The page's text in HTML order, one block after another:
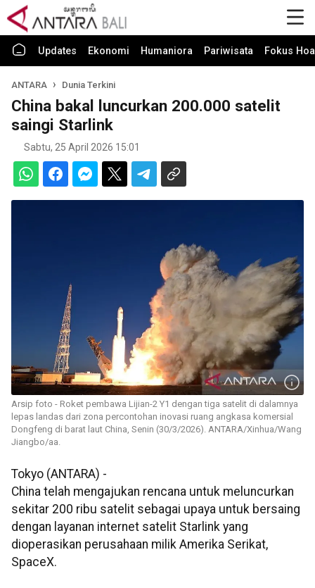
Updates Ekonomi Humaniora Pariwisata Fokus
ANTARA Dunia Terkini
China bakal luncurkan 200.000 satelit
saingi Starlink
Sabtu, 25 April 2026 15:01
Arsip foto - Roket pembawa Lijian-2 Y1 dengan tiga satelit di dalamnya
lepas landas dari zona percontohan inovasi ruang angkasa komersial
Dongfeng di barat laut China, Senin (30/3/2026). ANTARA/Xinhua/Wang
Jiangbo/aa.
Tokyo (ANTARA) -
China telah mengajukan rencana untuk meluncurkan
sekitar 200 ribu satelit sebagai upaya untuk bersaing
dengan layanan internet satelit Starlink yang
dioperasikan perusahaan milik Amerika Serikat,
SpaceX.